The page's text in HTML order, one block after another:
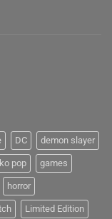
DC demon slayer
pop games
horror
Limited Edition